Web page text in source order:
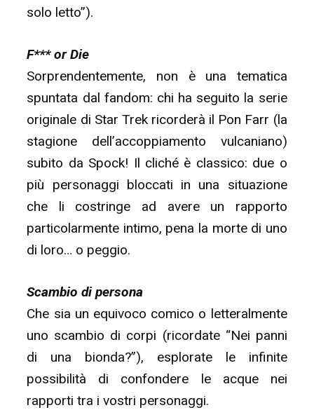
solo letto”).
F*** or Die
Sorprendentemente, non è una tematica
spuntata dal fandom: chi ha seguito la serie
originale di Star Trek ricorderà il Pon Farr (la
stagione dell’accoppiamento vulcaniano)
subito da Spock! Il cliché è classico: due o
più personaggi bloccati in una situazione
che li costringe ad avere un rapporto
particolarmente intimo, pena la morte di uno
di loro… o peggio.
Scambio di persona
Che sia un equivoco comico o letteralmente
uno scambio di corpi (ricordate “Nei panni
di una bionda?”), esplorate le infinite
possibilità di confondere le acque nei
rapporti tra i vostri personaggi.